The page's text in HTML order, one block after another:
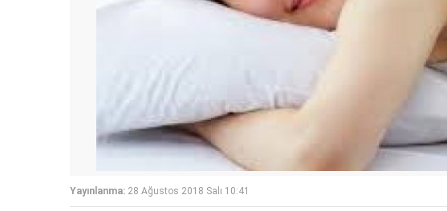
Yayınlanma: 28 Ağustos 2018 Salı 10:41